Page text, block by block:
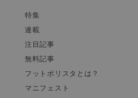
特集
連載
注目記事
無料記事
フットボリスタとは？
マニフェスト